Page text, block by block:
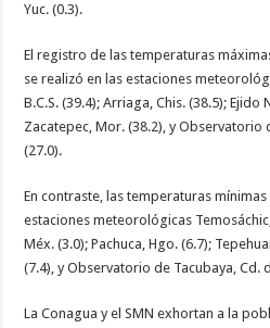
Yuc. (0.3).
El registro de las temperaturas
se realizó en las estaciones
B.C.S. (39.4); Arriaga, Chis. (38.5); Ejido
Zacatepec, Mor. (38.2), y Observatorio
(27.0).
En contraste, las temperaturas
estaciones meteorológicas
Méx. (3.0); Pachuca, Hgo. (6.7);
(7.4), y Observatorio de Tacubaya, Cd.
La Conagua y el SMN exhortan a la